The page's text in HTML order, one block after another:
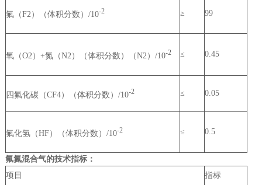
氟（F2）（体积分数）/10-2 ≥ 99
氧（O2）+氮（N2）（体积分数）（N2）/10-2 ≤ 0.45
四氟化碳（CF4）（体积分数）/10-2 ≤ 0.05
氟化氢（HF）（体积分数）/10-2 ≤ 0.5
氟氮混合气的技术指标：
项目
指标